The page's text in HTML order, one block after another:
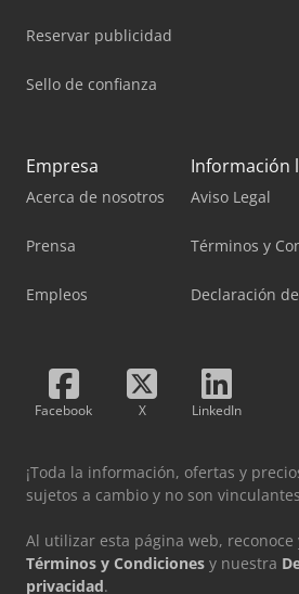
Reservar publicidad
Sello de confianza
Empresa
Acerca de nosotros
Prensa
Empleos
Información
Aviso Legal
Términos y
Declaración
Facebook X LinkedIn
¡Toda la información, ofertas y
sujetos a cambio y no son
Al utilizar esta página web, reconoce
Términos y Condiciones y nuestra
privacidad.